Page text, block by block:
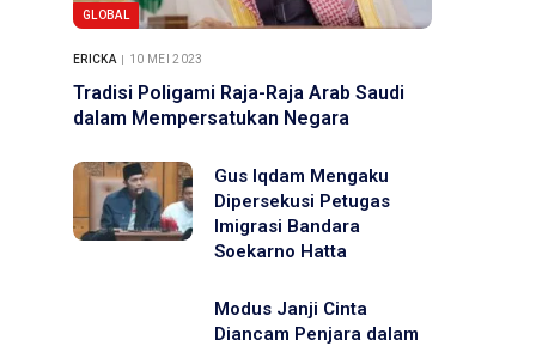
GLOBAL
ERICKA 10 MEI 2023
Tradisi Poligami Raja-Raja Arab Saudi
dalam Mempersatukan Negara
Gus Iqdam Mengaku
Dipersekusi Petugas
Imigrasi Bandara
Soekarno Hatta
Modus Janji Cinta
Diancam Penjara dalam